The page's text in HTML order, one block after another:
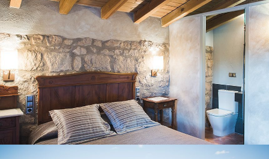
JARDIN ET PISCINE EXTÉRIEURE